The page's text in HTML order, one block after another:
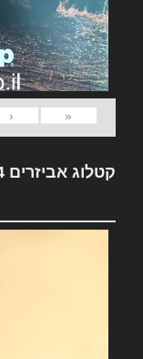
«
‹
קטלוג אביזרים Jeep 1984